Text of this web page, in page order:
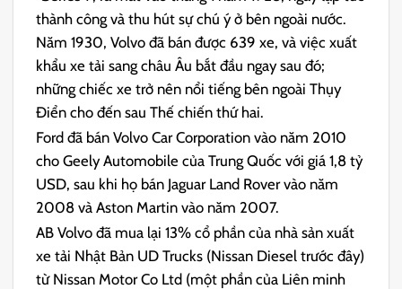
thành công và thu hút sự chú ý ở bên ngoài nước.
Năm 1930, Volvo đã bán được 639 xe, và việc xuất
khẩu xe tải sang châu Âu bắt đầu ngay sau đó;
những chiếc xe trở nên nổi tiếng bên ngoài Thụy
Điển cho đến sau Thế chiến thứ hai.
Ford đã bán Volvo Car Corporation vào năm 2010
cho Geely Automobile của Trung Quốc với giá 1,8 tỷ
USD, sau khi họ bán Jaguar Land Rover vào năm
2008 và Aston Martin vào năm 2007.
AB Volvo đã mua lại 13% cổ phần của nhà sản xuất
xe tải Nhật Bản UD Trucks (Nissan Diesel trước đây)
từ Nissan Motor Co Ltd (một phần của Liên minh